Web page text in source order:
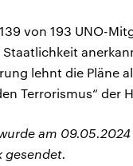
von 193 UNO-
lehnt die Pläne
Terrorismus“ der
am
gesendet.